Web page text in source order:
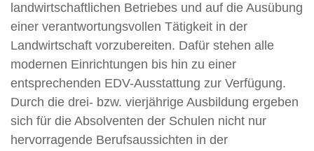
landwirtschaftlichen Betriebes und auf die Ausübung
einer verantwortungsvollen Tätigkeit in der
Landwirtschaft vorzubereiten. Dafür stehen alle
modernen Einrichtungen bis hin zu einer
entsprechenden EDV-Ausstattung zur Verfügung.
Durch die drei- bzw. vierjährige Ausbildung ergeben
sich für die Absolventen der Schulen nicht nur
hervorragende Berufsaussichten in der